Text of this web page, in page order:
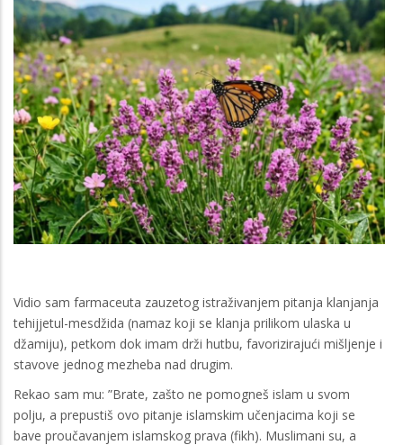
Vidio sam farmaceuta zauzetog istraživanjem pitanja klanjanja
tehijjetul-mesdžida (namaz koji se klanja prilikom ulaska u
džamiju), petkom dok imam drži hutbu, favorizirajući mišljenje i
stavove jednog mezheba nad drugim.
Rekao sam mu: ”Brate, zašto ne pomogneš islam u svom
polju, a prepustiš ovo pitanje islamskim učenjacima koji se
bave proučavanjem islamskog prava (fikh). Muslimani su, a